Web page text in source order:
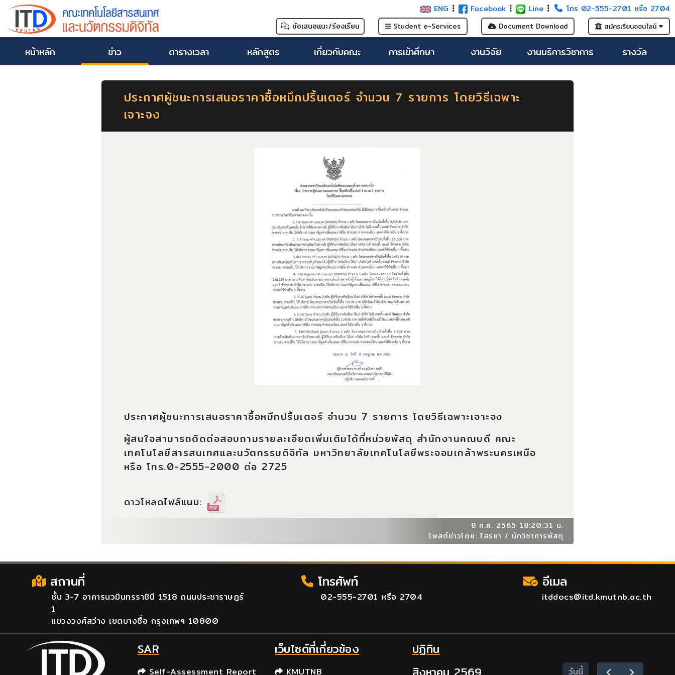
ENG Facebook Line โทร 02-555-2701 หรือ 2704
ข้อเสนอแนะ/ร้องเรียน Student e-Services Document Download สมัครเรียนออนไลน์
หน้าหลัก ข่าว ตารางเวลา หลักสูตร เกี่ยวกับคณะ การเข้าศึกษา งานวิจัย งานบริการวิชาการ รางวัล
ประกาศผู้ชนะการเสนอราคาซื้อหมึกปริ้นเตอร์ จำนวน 7 รายการ โดยวิธีเฉพาะ
เจาะจง
ประกาศผู้ชนะการเสนอราคาซื้อหมึกปริ้นเตอร์ จำนวน 7 รายการ โดยวิธีเฉพาะเจาะจง
ผู้สนใจสามารถติดต่อสอบถามรายละเอียดเพิ่มเติมได้ที่หน่วยพัสดุ สำนักงานคณบดี คณะ
เทคโนโลยีสารสนเทศและนวัตกรรมดิจิทัล มหาวิทยาลัยเทคโนโลยีพระจอมเกล้าพระนครเหนือ
หรือ โทร.0-2555-2000 ต่อ 2725
ดาวโหลดไฟล์แนบ:
8 ก.ค. 2565 18:20:31 น.
โพสต์ข่าวโดย: โสรยา / นักวิชาการพัสดุ
สถานที่
ชั้น 3-7 อาคารนวมินทรราชินี 1518 ถนนประชาราษฎร์
1
แขวงวงศ์สว่าง เขตบางซื่อ กรุงเทพฯ 10800
โทรศัพท์
02-555-2701 หรือ 2704
อีเมล
itddocs@itd.kmutnb.ac.th
SAR
Self-Assessment Report
เว็บไซต์ที่เกี่ยวข้อง
KMUTNB
ปฏิทิน
วันนี้